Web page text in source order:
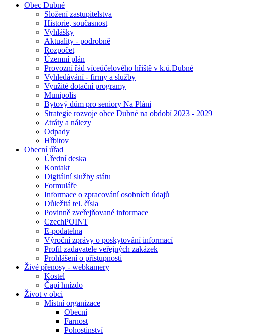
Obec Dubné
Složení zastupitelstva
Historie, současnost
Vyhlášky
Aktuality - podrobně
Rozpočet
Územní plán
Provozní řád víceúčelového hřiště v k.ú.Dubné
Vyhledávání - firmy a služby
Využité dotační programy
Munipolis
Bytový dům pro seniory Na Pláni
Strategie rozvoje obce Dubné na období 2023 - 2029
Ztráty a nálezy
Odpady
Hřbitov
Obecní úřad
Úřední deska
Kontakt
Digitální služby státu
Formuláře
Informace o zpracování osobních údajů
Důležitá tel. čísla
Povinně zveřejňované informace
CzechPOINT
E-podatelna
Výroční zprávy o poskytování informací
Profil zadavatele veřejných zakázek
Prohlášení o přístupnosti
Živé přenosy - webkamery
Kostel
Čapí hnízdo
Život v obci
Místní organizace
Obecní
Farnost
Pohostinství